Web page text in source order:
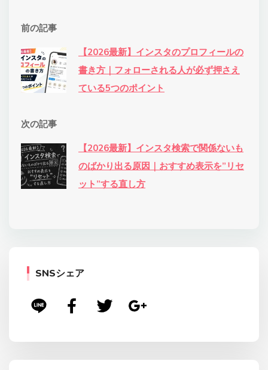
前の記事
【2026最新】インスタのプロフィールの
書き方｜フォローされる人が必ず押さえ
ている5つのポイント
次の記事
【2026最新】インスタ検索で関係ないも
のばかり出る原因｜おすすめ表示を”リセ
ット”する直し方
SNSシェア